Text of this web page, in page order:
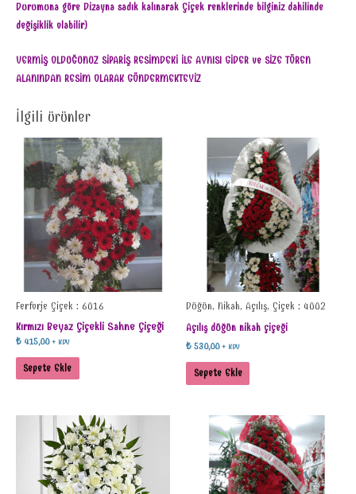
Durumuna göre Dizayna sadık kalınarak Çiçek renklerinde bilginiz dahilinde
değişiklik olabilir)
VERMİŞ OLDUĞUNUZ SİPARİŞ RESİMDEKİ İLE AYNISI GİDER ve SİZE TÖREN
ALANINDAN RESİM OLARAK GÖNDERMEKTEYİZ
İlgili ürünler
Ferforje Çiçek : 6016
Kırmızı Beyaz Çiçekli Sahne Çiçeği
₺415,00 + KDV
Sepete Ekle
Düğün, Nikah, Açılış, Çiçek : 4002
Açılış düğün nikah çiçeği
₺ 530,00 + KDV
Sepete Ekle